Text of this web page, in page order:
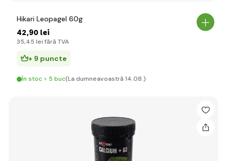
Hikari Leopagel 60g
42,90 lei
35,45 lei fără TVA
+ 9 puncte
În stoc > 5 buc(La dumneavoastră 14.08.)